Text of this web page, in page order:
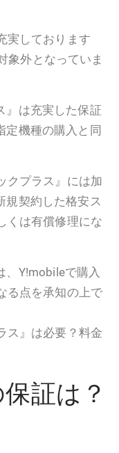
実しております
象外となっていま
』は充実した保証
定機種の購入と同
クプラス』には加
規契約した格安ス
くは有償修理にな
、Y!mobileで購入
る点を承知の上で
ス』は必要？料金
証は？